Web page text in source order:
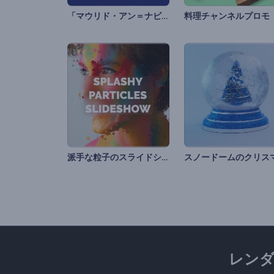
「マウリド・アン＝ナビー」アニメーション 料理チャンネルプロモ
派手な粒子のスライドショー
レン